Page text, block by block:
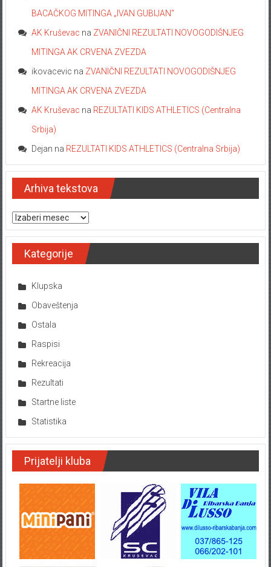
BACAČKOG MITINGA „IVAN GUBIJAN“
AK Kruševac na ZVANIČNI REZULTATI NOVOGODIŠNJEG
MITINGA AK CRVENA ZVEZDA
ikovacevic na ZVANIČNI REZULTATI NOVOGODIŠNJEG
MITINGA AK CRVENA ZVEZDA
AK Kruševac na REZULTATI KIDS ATHLETICS (Centralna
Srbija)
Dejan na REZULTATI KIDS ATHLETICS (Centralna Srbija)
Arhiva tekstova
Arhiva tekstova
Kategorije
Klupska
Obaveštenja
Ostala
Raspisi
Rekreacija
Rezultati
Startne liste
Statistika
Prijatelji kluba